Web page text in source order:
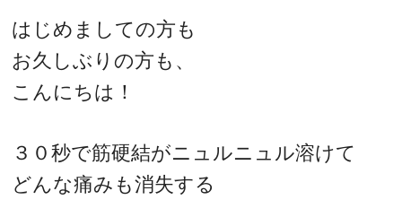
はじめましての方も
お久しぶりの方も、
こんにちは！
３０秒で筋硬結がニュルニュル溶けて
どんな痛みも消失する